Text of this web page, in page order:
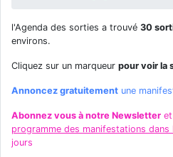
l'Agenda des sorties a trouvé 30
environs.
Cliquez sur un marqueur pour voir la
Annoncez gratuitement une
Abonnez vous à notre Newsletter
programme des manifestations dans
jours